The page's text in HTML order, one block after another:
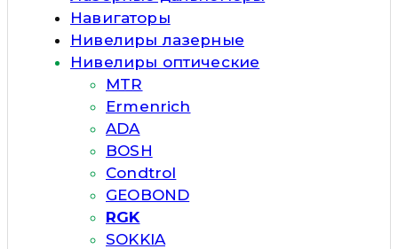
Навигаторы
Нивелиры лазерные
Нивелиры оптические
MTR
Ermenrich
ADA
BOSH
Condtrol
GEOBOND
RGK
SOKKIA